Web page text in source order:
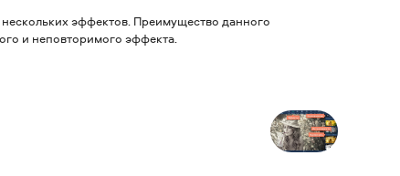
эффектов. Преимущество данного
и неповторимого эффекта.